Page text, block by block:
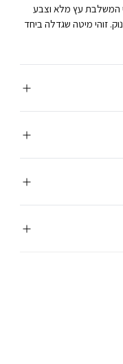
המשלבת עץ מלא וצבע
זוהי מיטה שגדלה ביחד